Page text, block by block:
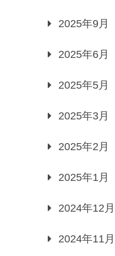
2025年9月
2025年6月
2025年5月
2025年3月
2025年2月
2025年1月
2024年12月
2024年11月